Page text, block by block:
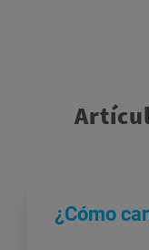
¿Cómo